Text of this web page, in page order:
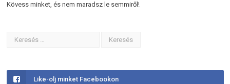
Kövess minket, és nem maradsz le semmiről!
Like-olj minket Facebookon